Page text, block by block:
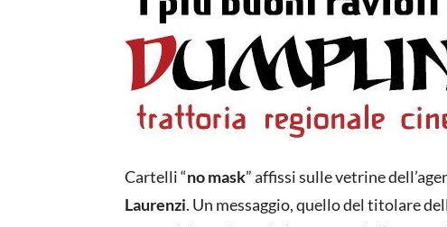
Cartelli “no mask” affissi sulle vetrine
Laurenzi. Un messaggio, quello del titolare